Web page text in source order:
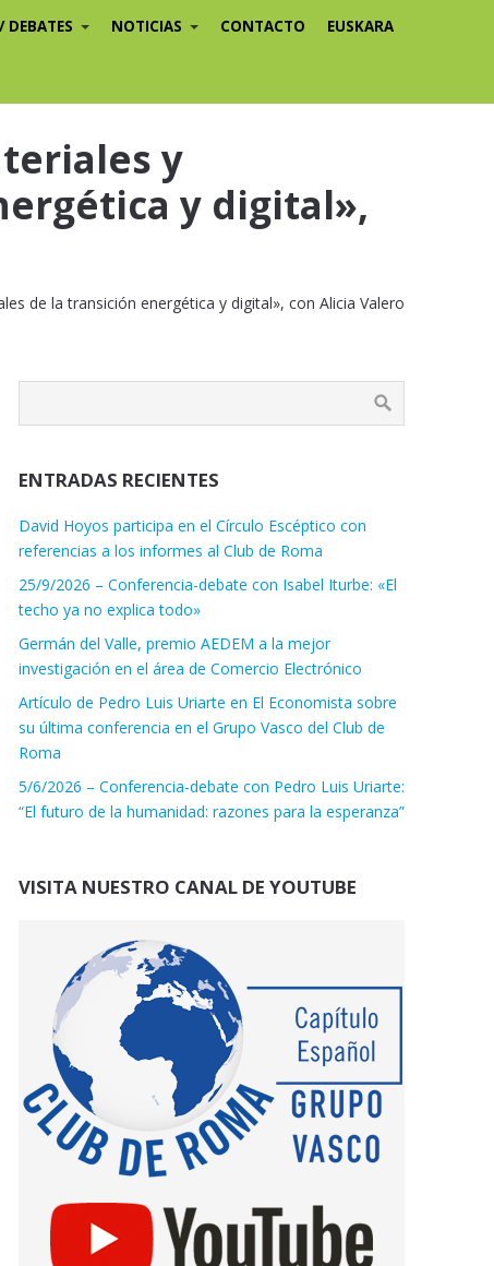
DEBATES NOTICIAS CONTACTO EUSKARA
y
y digital»,
de la transición energética y digital», con Alicia Valero
ENTRADAS RECIENTES
David Hoyos participa en el Círculo Escéptico con
referencias a los informes al Club de Roma
25/9/2026 – Conferencia-debate con Isabel Iturbe: «El
techo ya no explica todo»
Germán del Valle, premio AEDEM a la mejor
investigación en el área de Comercio Electrónico
Artículo de Pedro Luis Uriarte en El Economista sobre
su última conferencia en el Grupo Vasco del Club de
Roma
5/6/2026 – Conferencia-debate con Pedro Luis Uriarte:
“El futuro de la humanidad: razones para la esperanza”
VISITA NUESTRO CANAL DE YOUTUBE